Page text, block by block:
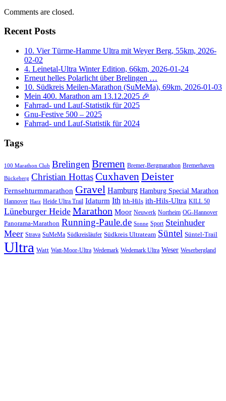
Comments are closed.
Recent Posts
10. Vier Türme-Hamme Ultra mit Weyer Berg, 55km, 2026-
02-02
4. Leinetal-Ultra Winter Edition, 66km, 2026-01-24
Erneut helles Polarlicht über Brelingen …
10. Südkreis Meilen-Marathon (SuMeMa), 69km, 2026-01-03
Mein 400. Marathon am 13.12.2025 🎉
Fahrrad- und Lauf-Statistik für 2025
Gnu-Festive 500 – 2025
Fahrrad- und Lauf-Statistik für 2024
Tags
100 Marathon Club BrelingenBremen Bremer-Bergmarathon Bremerhaven
Bückeberg Christian HottasCuxhaven Deister
Fernsehturmmarathon Gravel Hamburg Hamburg Special Marathon
Hannover Harz Heide Ultra Trail Idaturm Ith Ith-Hils ith-Hils-Ultra KILL 50
Lüneburger Heide Marathon Moor Neuwerk Northeim OG-Hannover
Panorama-Marathon Running-Paule.de Sonne Sport Steinhuder
Meer Strava SuMeMa Südkreisläufer Südkreis Ultrateam Süntel Süntel-Trail
Ultra Watt Watt-Moor-Ultra Wedemark Wedemark Ultra Weser Weserbergland